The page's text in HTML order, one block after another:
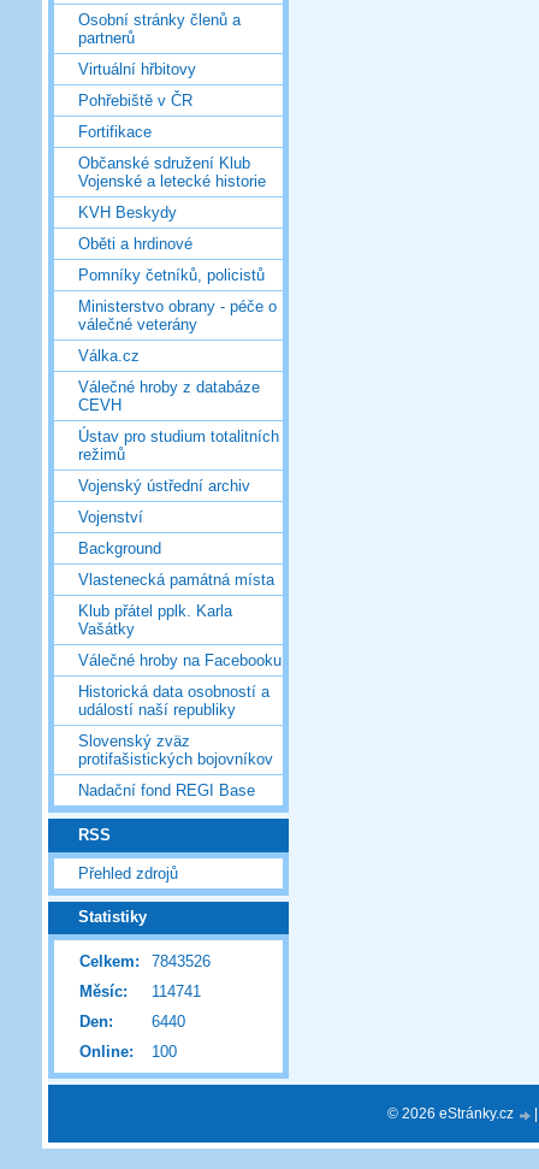
Osobní stránky členů a
partnerů
Virtuální hřbitovy
Pohřebiště v ČR
Fortifikace
Občanské sdružení Klub
Vojenské a letecké historie
KVH Beskydy
Oběti a hrdinové
Pomníky četníků, policistů
Ministerstvo obrany - péče o
válečné veterány
Válka.cz
Válečné hroby z databáze
CEVH
Ústav pro studium totalitních
režimů
Vojenský ústřední archiv
Vojenství
Background
Vlastenecká památná místa
Klub přátel pplk. Karla
Vašátky
Válečné hroby na Facebooku
Historická data osobností a
událostí naší republiky
Slovenský zväz
protifašistických bojovníkov
Nadační fond REGI Base
RSS
Přehled zdrojů
Statistiky
Online: 100
Celkem:
7843526
Měsíc:
114741
Den:
6440
© 2026 eStránky.cz